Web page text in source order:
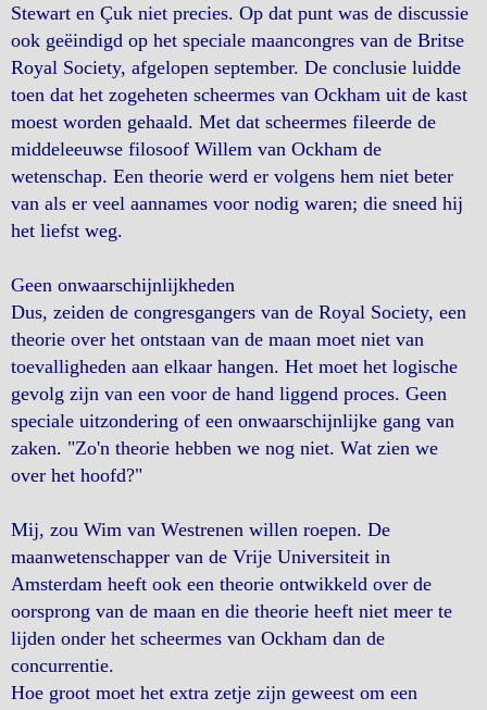
Stewart en Çuk niet precies. Op dat punt was de discussie
ook geëindigd op het speciale maancongres van de Britse
Royal Society, afgelopen september. De conclusie luidde
toen dat het zogeheten scheermes van Ockham uit de kast
moest worden gehaald. Met dat scheermes fileerde de
middeleeuwse filosoof Willem van Ockham de
wetenschap. Een theorie werd er volgens hem niet beter
van als er veel aannames voor nodig waren; die sneed hij
het liefst weg.
Geen onwaarschijnlijkheden
Dus, zeiden de congresgangers van de Royal Society, een
theorie over het ontstaan van de maan moet niet van
toevalligheden aan elkaar hangen. Het moet het logische
gevolg zijn van een voor de hand liggend proces. Geen
speciale uitzondering of een onwaarschijnlijke gang van
zaken. "Zo'n theorie hebben we nog niet. Wat zien we
over het hoofd?"
Mij, zou Wim van Westrenen willen roepen. De
maanwetenschapper van de Vrije Universiteit in
Amsterdam heeft ook een theorie ontwikkeld over de
oorsprong van de maan en die theorie heeft niet meer te
lijden onder het scheermes van Ockham dan de
concurrentie.
Hoe groot moet het extra zetje zijn geweest om een